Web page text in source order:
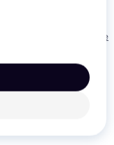
Eller 3
trækasse